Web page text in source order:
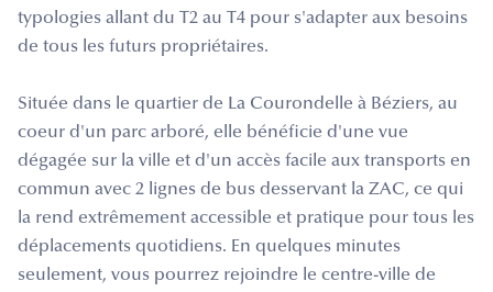
typologies allant du T2 au T4 pour s'adapter aux besoins
de tous les futurs propriétaires.
Située dans le quartier de La Courondelle à Béziers, au
coeur d'un parc arboré, elle bénéficie d'une vue
dégagée sur la ville et d'un accès facile aux transports en
commun avec 2 lignes de bus desservant la ZAC, ce qui
la rend extrêmement accessible et pratique pour tous les
déplacements quotidiens. En quelques minutes
seulement, vous pourrez rejoindre le centre-ville de